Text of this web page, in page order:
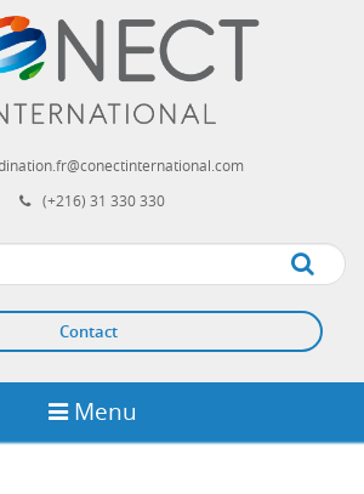
(+216) 31 330 330
Apply
Contact
Menu